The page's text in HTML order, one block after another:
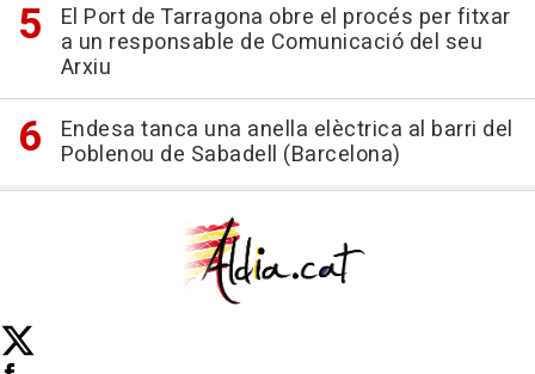
El Port de Tarragona obre el procés per fitxar
a un responsable de Comunicació del seu
Arxiu
Endesa tanca una anella elèctrica al barri del
Poblenou de Sabadell (Barcelona)